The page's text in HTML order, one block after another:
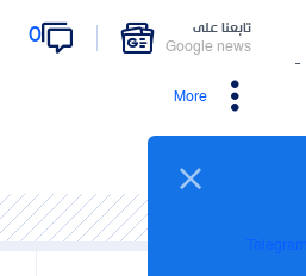
10/12/2024 -
تابعنا على
Google news
0
More
Telegram